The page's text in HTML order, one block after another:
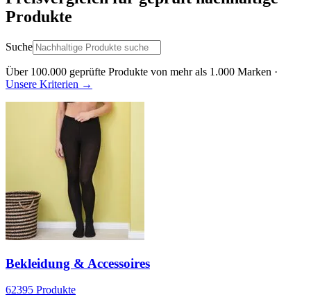
Produkte
Suche
Über 100.000 geprüfte Produkte von mehr als 1.000 Marken ·
Unsere Kriterien →
Bekleidung & Accessoires
62395 Produkte